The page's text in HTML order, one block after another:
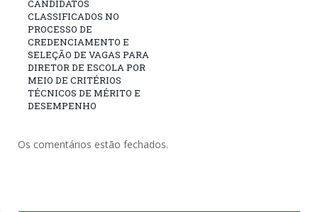
CANDIDATOS
CLASSIFICADOS NO
PROCESSO DE
CREDENCIAMENTO E
SELEÇÃO DE VAGAS PARA
DIRETOR DE ESCOLA POR
MEIO DE CRITÉRIOS
TÉCNICOS DE MÉRITO E
DESEMPENHO
Os comentários estão fechados.